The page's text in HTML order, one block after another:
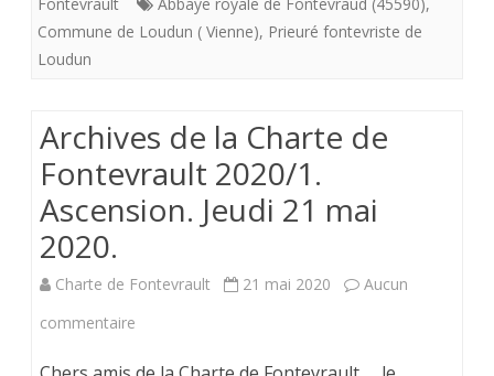
Fontevrault
Abbaye royale de Fontevraud (45590),
Commune de Loudun ( Vienne), Prieuré fontevriste de
Loudun
Archives de la Charte de
Fontevrault 2020/1.
Ascension. Jeudi 21 mai
2020.
Charte de Fontevrault 21 mai 2020
Aucun
commentaire